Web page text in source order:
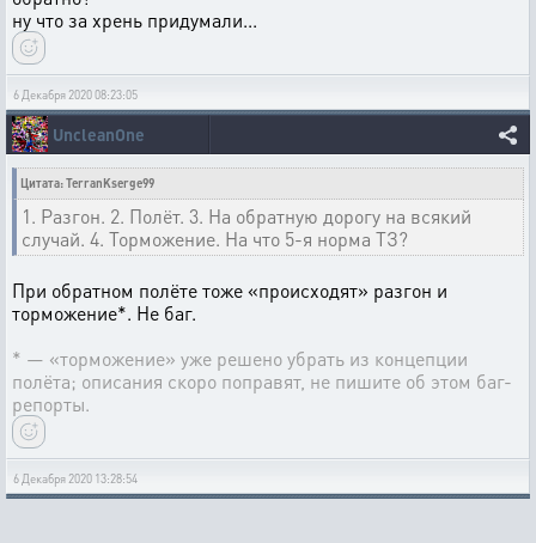
ну что за хрень придумали...
6 Декабря 2020 08:23:05
UncleanOne
Цитата: TerranKserge99
1. Разгон. 2. Полёт. 3. На обратную дорогу на всякий
случай. 4. Торможение. На что 5-я норма ТЗ?
При обратном полёте тоже «происходят» разгон и
торможение*. Не баг.
* — «торможение» уже решено убрать из концепции
полёта; описания скоро поправят, не пишите об этом баг-
репорты.
6 Декабря 2020 13:28:54